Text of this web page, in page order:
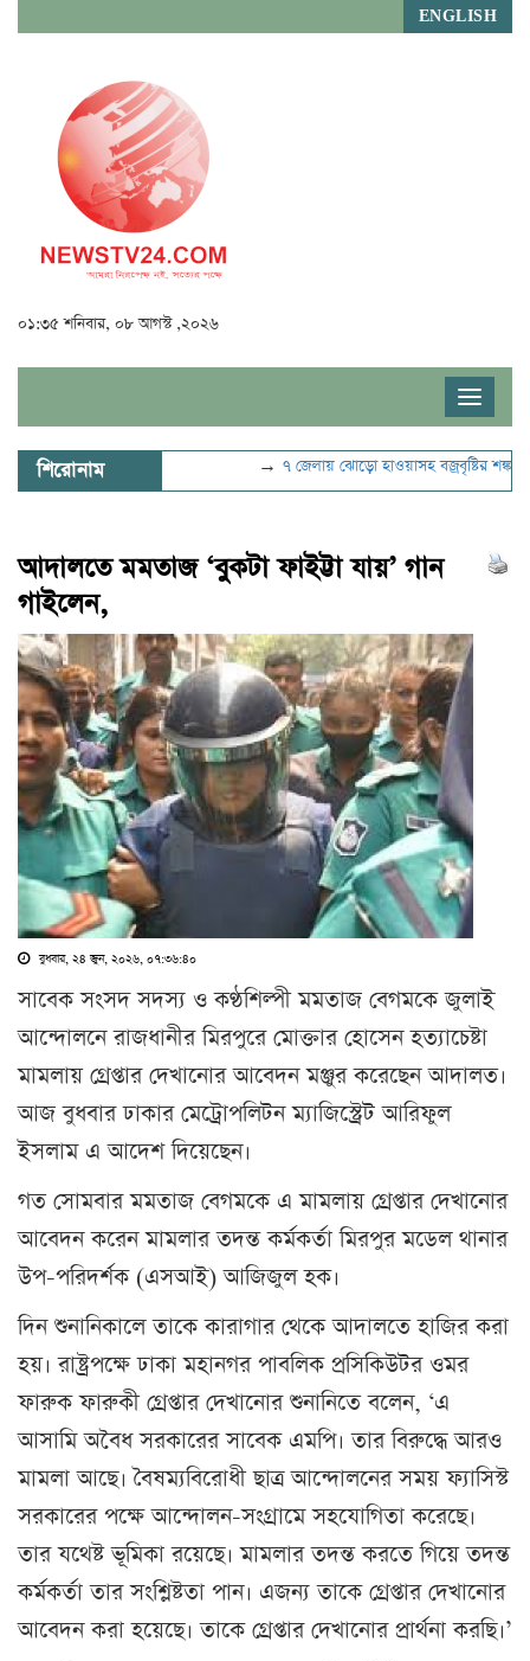
ENGLISH
০১:৩৫ শনিবার, ০৮ আগস্ট ,২০২৬
Toggle
শিরোনাম ৭ জেলায় ঝোড়ো হাওয়াসহ বজ্রবৃষ্টির শঙ্কা→
আদালতে মমতাজ ‘বুকটা ফাইট্টা যায়’ গান
গাইলেন,
বুধবার, ২৪ জুন, ২০২৬, ০৭:৩৬:৪০
সাবেক সংসদ সদস্য ও কণ্ঠশিল্পী মমতাজ বেগমকে জুলাই
আন্দোলনে রাজধানীর মিরপুরে মোক্তার হোসেন হত্যাচেষ্টা
মামলায় গ্রেপ্তার দেখানোর আবেদন মঞ্জুর করেছেন আদালত।
আজ বুধবার ঢাকার মেট্রোপলিটন ম্যাজিস্ট্রেট আরিফুল
ইসলাম এ আদেশ দিয়েছেন।
গত সোমবার মমতাজ বেগমকে এ মামলায় গ্রেপ্তার দেখানোর
আবেদন করেন মামলার তদন্ত কর্মকর্তা মিরপুর মডেল থানার
উপ-পরিদর্শক (এসআই) আজিজুল হক।
দিন শুনানিকালে তাকে কারাগার থেকে আদালতে হাজির করা
হয়। রাষ্ট্রপক্ষে ঢাকা মহানগর পাবলিক প্রসিকিউটর ওমর
ফারুক ফারুকী গ্রেপ্তার দেখানোর শুনানিতে বলেন, ‘এ
আসামি অবৈধ সরকারের সাবেক এমপি। তার বিরুদ্ধে আরও
মামলা আছে। বৈষম্যবিরোধী ছাত্র আন্দোলনের সময় ফ্যাসিস্ট
সরকারের পক্ষে আন্দোলন-সংগ্রামে সহযোগিতা করেছে।
তার যথেষ্ট ভূমিকা রয়েছে। মামলার তদন্ত করতে গিয়ে তদন্ত
কর্মকর্তা তার সংশ্লিষ্টতা পান। এজন্য তাকে গ্রেপ্তার দেখানোর
আবেদন করা হয়েছে। তাকে গ্রেপ্তার দেখানোর প্রার্থনা করছি।’